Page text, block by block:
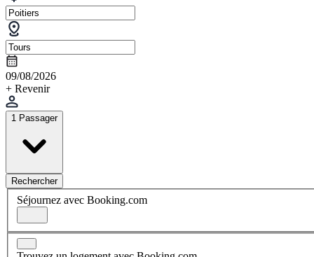
09/08/2026
+ Revenir
1 Passager
Rechercher
Séjournez avec Booking.com